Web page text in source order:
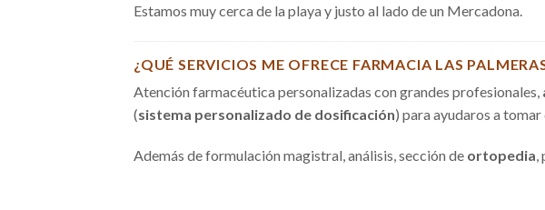
Estamos muy cerca de la playa y justo al lado de un Mercadona.
¿QUÉ SERVICIOS ME OFRECE FARMACIA LAS
Atención farmacéutica personalizadas con grandes profesionales,
(sistema personalizado de dosificación) para ayudaros a
Además de formulación magistral, análisis, sección de ortopedia,